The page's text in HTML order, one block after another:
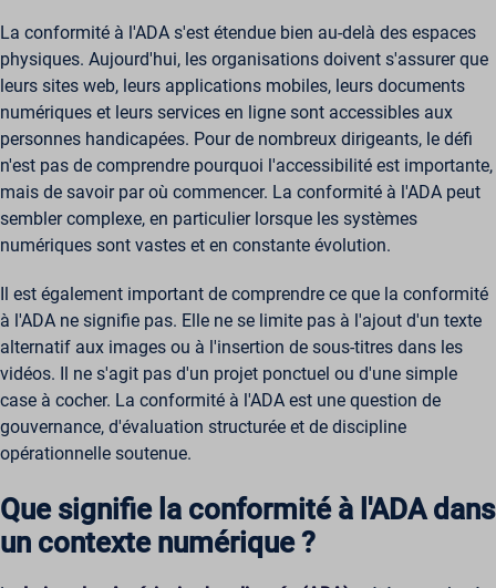
La conformité à l'ADA s'est étendue bien au-delà des espaces
physiques. Aujourd'hui, les organisations doivent s'assurer que
leurs sites web, leurs applications mobiles, leurs documents
numériques et leurs services en ligne sont accessibles aux
personnes handicapées. Pour de nombreux dirigeants, le défi
n'est pas de comprendre pourquoi l'accessibilité est importante,
mais de savoir par où commencer. La conformité à l'ADA peut
sembler complexe, en particulier lorsque les systèmes
numériques sont vastes et en constante évolution.
Il est également important de comprendre ce que la conformité
à l'ADA ne signifie pas. Elle ne se limite pas à l'ajout d'un texte
alternatif aux images ou à l'insertion de sous-titres dans les
vidéos. Il ne s'agit pas d'un projet ponctuel ou d'une simple
case à cocher. La conformité à l'ADA est une question de
gouvernance, d'évaluation structurée et de discipline
opérationnelle soutenue.
Que signifie la conformité à l'ADA dans
un contexte numérique ?